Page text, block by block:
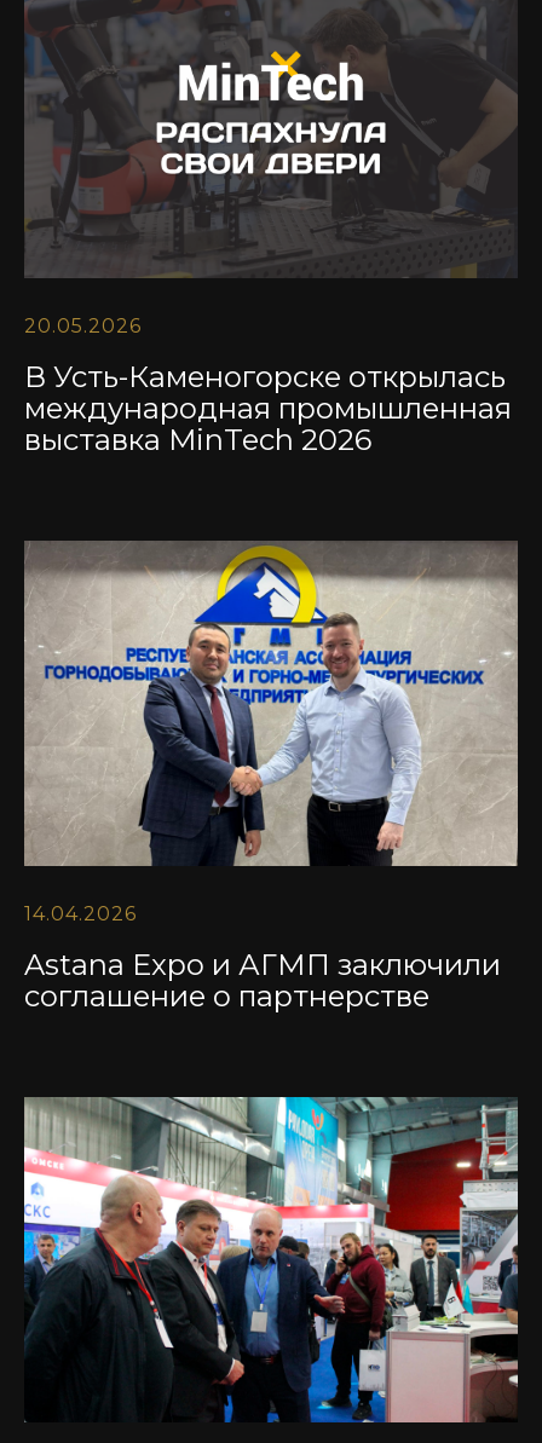
20.05.2026
В Усть-Каменогорске открылась
международная промышленная
выставка MinTech 2026
14.04.2026
Astana Expo и АГМП заключили
соглашение о партнерстве